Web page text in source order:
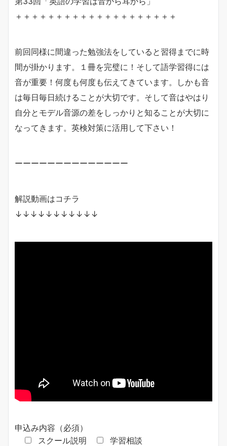
＋＋＋＋＋＋＋＋＋＋＋＋＋＋＋＋＋＋＋＋
前回同様に間違った勉強法をしていると習得までに時
間が掛かります。１冊を完璧に！そして語学習得には
音が重要！何度も何度も伝えてきています。しかも音
は毎日毎日続けることが大切です。そして音はやはり
自分とモデル音源の差をしっかりと知ることが大切に
なってきます。英検対策に活用して下さい！
ーーーーーーーーーーーーーー
解説動画はコチラ
↓↓↓↓↓↓↓↓↓↓↓
申込み内容（必須）
スクール説明
学習相談